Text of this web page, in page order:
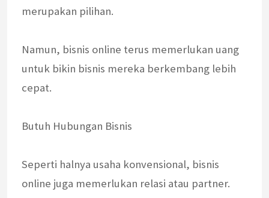
merupakan pilihan.
Namun, bisnis online terus memerlukan uang
untuk bikin bisnis mereka berkembang lebih
cepat.
Butuh Hubungan Bisnis
Seperti halnya usaha konvensional, bisnis
online juga memerlukan relasi atau partner.